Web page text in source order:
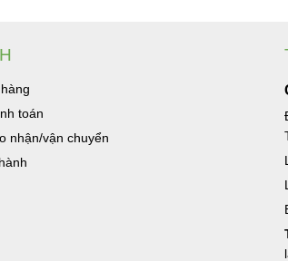
toán
nhận/vận chuyển